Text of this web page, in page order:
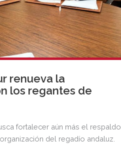
renueva la
los regantes de
fortalecer aún más el
del regadío andaluz.